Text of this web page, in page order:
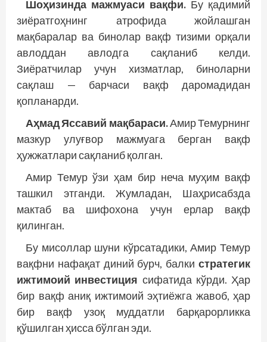
Шоҳизинда мажмуаси вақфи. Бу қадимий
зиёратгоҳнинг атрофида жойлашган
мақбаралар ва бинолар вақф тизими орқали
авлоддан авлодга сақланиб келди.
Зиёратчилар учун хизматлар, биноларни
сақлаш — барчаси вақф даромадидан
қопланарди.
Аҳмад Яссавий мақбараси.Амир Темурнинг
мазкур улуғвор мажмуага берган вақф
ҳужжатлари сақланиб қолган.
Амир Темур ўзи ҳам бир неча муҳим вақф
ташкил этганди. Жумладан, Шаҳрисабзда
мактаб ва шифохона учун ерлар вақф
қилинган.
Бу мисоллар шуни кўрсатадики, Амир Темур
вақфни нафақат диний бурч, балки стратегик
ижтимоий инвестиция сифатида кўрди. Ҳар
бир вақф аниқ ижтимоий эҳтиёжга жавоб, ҳар
бир вақф узоқ муддатли барқарорликка
қўшилган ҳисса бўлган эди.